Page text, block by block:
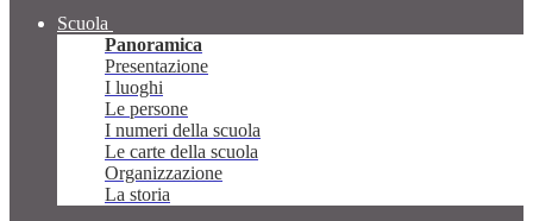
Scuola
Panoramica
Presentazione
I luoghi
Le persone
I numeri della scuola
Le carte della scuola
Organizzazione
La storia